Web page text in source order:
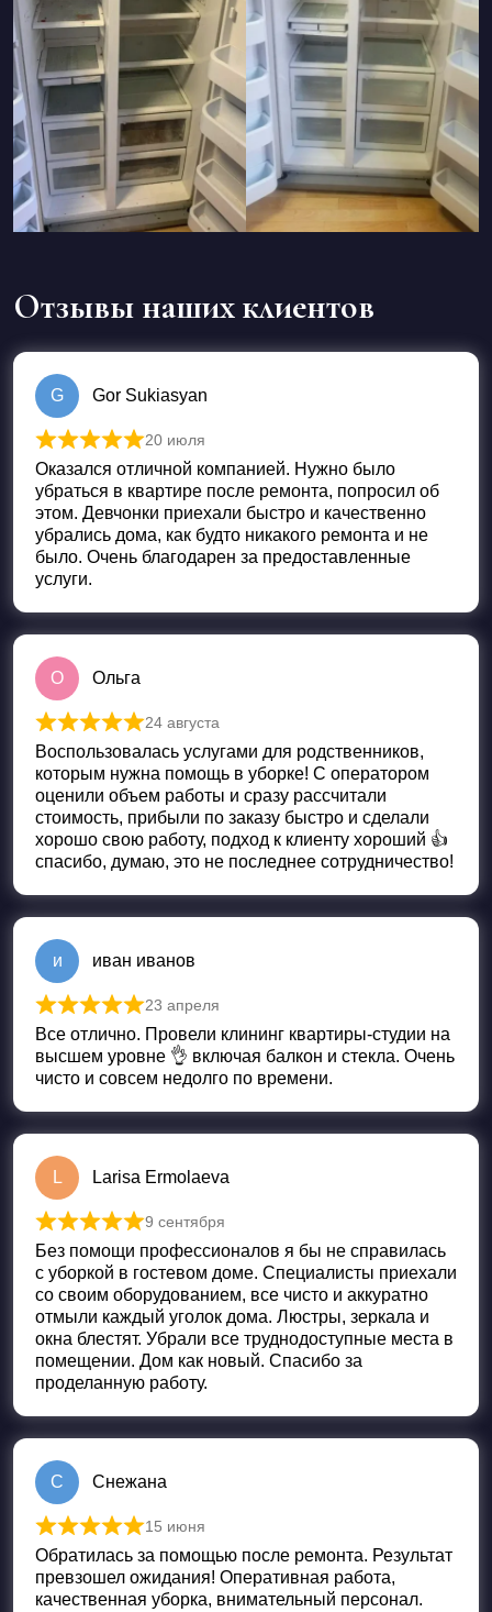
Отзывы наших клиентов
G Gor Sukiasyan
Оценка
20 июля
Оказался отличной компанией. Нужно было
убраться в квартире после ремонта, попросил об
этом. Девчонки приехали быстро и качественно
убрались дома, как будто никакого ремонта и не
было. Очень благодарен за предоставленные
услуги.
О Ольга
Оценка из 5
24 августа
Воспользовалась услугами для родственников,
которым нужна помощь в уборке! С оператором
оценили объем работы и сразу рассчитали
стоимость, прибыли по заказу быстро и сделали
хорошо свою работу, подход к клиенту хороший 👍
спасибо, думаю, это не последнее сотрудничество!
и иван иванов
Оценка из 5
23 апреля
Все отлично. Провели клининг квартиры-студии на
высшем уровне 👌 включая балкон и стекла. Очень
чисто и совсем недолго по времени.
L Larisa Ermolaeva
Оценка
9 сентября
Без помощи профессионалов я бы не справилась
с уборкой в гостевом доме. Специалисты приехали
со своим оборудованием, все чисто и аккуратно
отмыли каждый уголок дома. Люстры, зеркала и
окна блестят. Убрали все труднодоступные места в
помещении. Дом как новый. Спасибо за
проделанную работу.
С Снежана
Оценка
15 июня
Обратилась за помощью после ремонта. Результат
превзошел ожидания! Оперативная работа,
качественная уборка, внимательный персонал.